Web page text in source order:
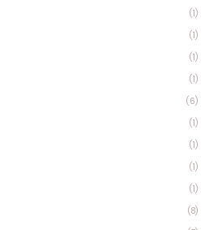
(1)
(1)
(1)
(1)
(6)
(1)
(1)
(1)
(1)
(8)